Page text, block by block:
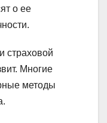
о ее
страховой
Многие
методы